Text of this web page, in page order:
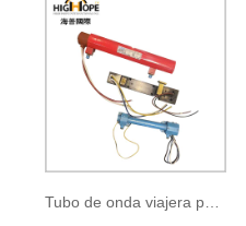
Tubo de onda viajera pulsada BM-1921